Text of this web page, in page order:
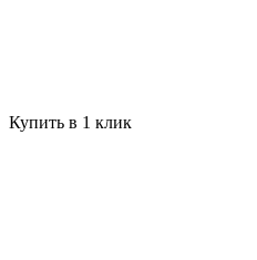
Купить в 1 клик